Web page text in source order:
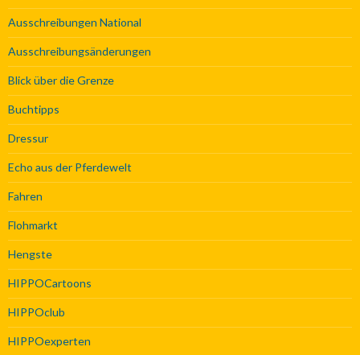
Ausschreibungen National
Ausschreibungsänderungen
Blick über die Grenze
Buchtipps
Dressur
Echo aus der Pferdewelt
Fahren
Flohmarkt
Hengste
HIPPOCartoons
HIPPOclub
HIPPOexperten